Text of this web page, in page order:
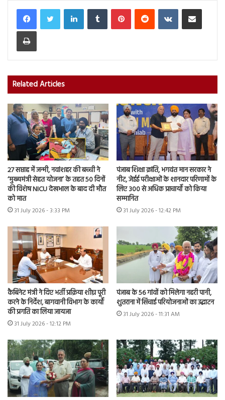
LinkedInTumblr PinterestReddit VKontakteShare via Email
Print
Related Articles
27 सप्ताह में जन्मी, नवांशहर की बच्ची ने
‘मुख्यमंत्री सेहत योजना’ के तहत 50 दिनों
की विशेष NICU देखभाल के बाद दी मौत
को मात
31 July 2026 - 3:33 PM
पंजाब शिक्षा क्रांति, भगवंत मान सरकार ने
नीट, जेईई परीक्षाओं के शानदार परिणामों के
लिए 300 से अधिक प्राचार्यों को किया
सम्मानित
31 July 2026 - 12:42 PM
कैबिनेट मंत्री ने दिए भर्ती प्रक्रिया शीघ्र पूरी
करने के निर्देश, बागवानी विभाग के कार्यों
की प्रगति का लिया जायजा
31 July 2026 - 12:12 PM
पंजाब के 56 गांवों को मिलेगा नहरी पानी,
शुतराना में सिंचाई परियोजनाओं का उद्घाटन
31 July 2026 - 11:31 AM